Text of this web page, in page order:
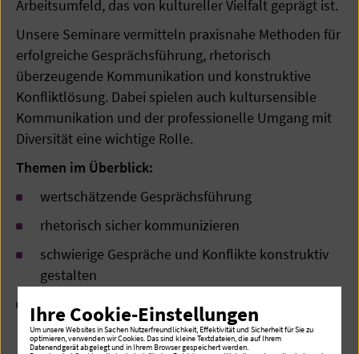
Arbeitsumfeld, das von kultureller Vielfalt geprägt ist.
Unsere Seminare vermitteln praxisnahe Methoden für
erfolgreiche Gesprächsführung, rhetorisch
überzeugende Kommunikation und konstruktive
Konfliktlösung. Dabei spielen auch kultursensible
Kommunikation und der professionelle Umgang mit
Diversität eine wichtige Rolle.
Themen im Überblick:
wertschätzende Gesprächsführung
rhetorisch sicher kommunizieren
schwierige Gespräche und Konflikte konstruktiv
gestalten
kultursensible Kommunikation und Diversität im
Berufsalltag
Ihre Cookie-Einstellungen
Um unsere Websites in Sachen Nutzerfreundlichkeit, Effektivität und Sicherheit für Sie zu
optimieren, verwenden wir Cookies. Das sind kleine Textdateien, die auf Ihrem
Datenendgerät abgelegt und in Ihrem Browser gespeichert werden.